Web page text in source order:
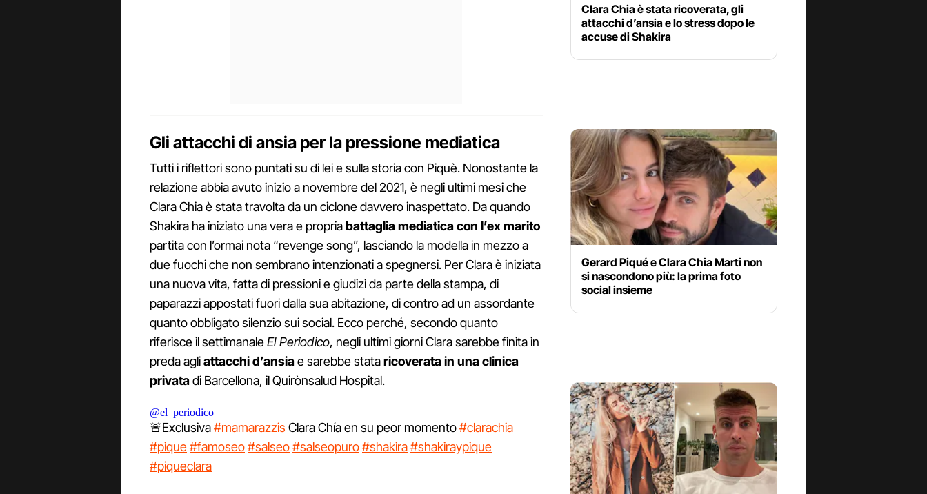
Gli attacchi di ansia per la pressione mediatica
Tutti i riflettori sono puntati su di lei e sulla storia con Piquè. Nonostante la
relazione abbia avuto inizio a novembre del 2021, è negli ultimi mesi che
Clara Chia è stata travolta da un ciclone davvero inaspettato. Da quando
Shakira ha iniziato una vera e propriabattaglia mediatica con l’ex marito
partita con l’ormai nota “revenge song”, lasciando la modella in mezzo a
due fuochi che non sembrano intenzionati a spegnersi. Per Clara è iniziata
una nuova vita, fatta di pressioni e giudizi da parte della stampa, di
paparazzi appostati fuori dalla sua abitazione, di contro ad un assordante
quanto obbligato silenzio sui social. Ecco perché, secondo quanto
riferisce il settimanaleEl Periodico, negli ultimi giorni Clara sarebbe finita in
preda agliattacchi d’ansiae sarebbe stataricoverata in una clinica
privatadi Barcellona, il Quirònsalud Hospital.
@el_periodico
🚨Exclusiva#mamarazzis Clara Chía en su peor momento#clarachia
#pique#famoseo#salseo#salseopuro#shakira#shakiraypique
#piqueclara
Clara Chia è stata ricoverata, gli
attacchi d’ansia e lo stress dopo le
accuse di Shakira
Gerard Piqué e Clara Chia Marti non
si nascondono più: la prima foto
social insieme